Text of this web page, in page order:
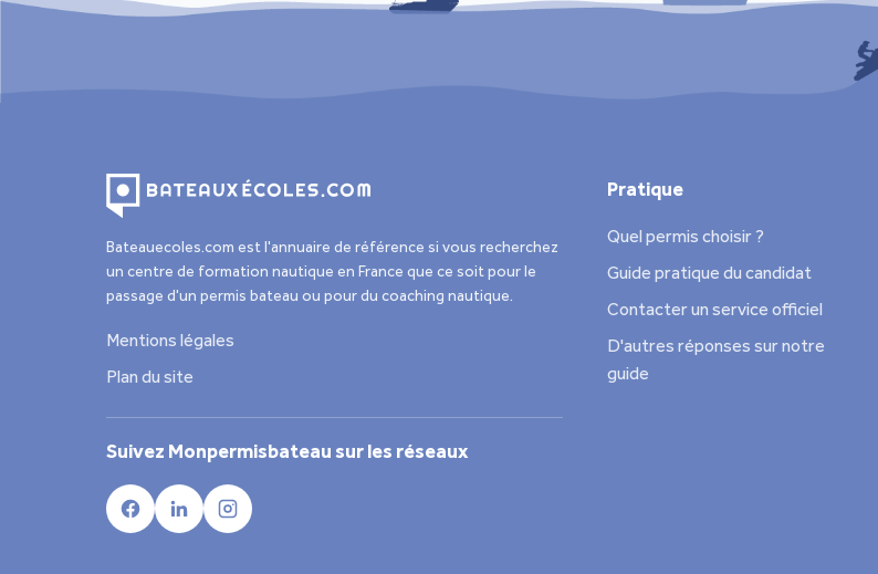
Bateauecoles.com est l'annuaire de référence si vous recherchez
un centre de formation nautique en France que ce soit pour le
passage d'un permis bateau ou pour du coaching nautique.
Mentions légales
Plan du site
Suivez Monpermisbateau sur les réseaux
Pratique
Quel permis choisir ?
Guide pratique du candidat
Contacter un service officiel
D'autres réponses sur notre
guide